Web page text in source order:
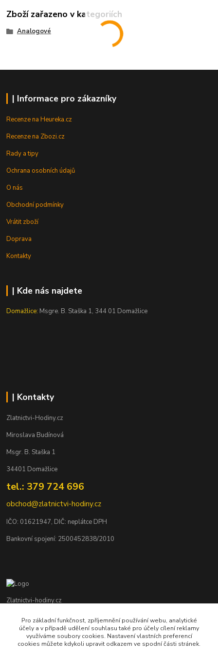
Zboží zařazeno v kategoriích
Analogové
| Informace pro zákazníky
Recenze na Heureka.cz
Recenze na Zbozi.cz
Rady a tipy
Ochrana osobních údajů
O nás
Obchodní podmínky
Vrátit zboží
Doprava
Kontakty
| Kde nás najdete
Domažlice: Msgre. B. Staška 1, 344 01 Domažlice
| Kontakty
Zlatnictvi-Hodiny.cz
Miroslava Budínová
Msgr. B. Staška 1
34401 Domažlice
tel.: 379 724 696
obchod@zlatnictvi-hodiny.cz
IČO: 01621947, DIČ: neplátce DPH
Bankovní spojení: 2500452838/2010
Zlatnictvi-hodiny.cz
+420 379 492 545
Po - Pá: 9,00 - 17,00 hod., So: 9,00 - 11,30 hod.
Pro základní funkčnost, zpříjemnění používání webu, analytické
účely a v případě udělení souhlasu také pro účely cílení reklamy
využíváme soubory cookies. Nastavení vlastních preferencí
cookies můžete kdykoli upravit odkazem ve spodní části stránek.